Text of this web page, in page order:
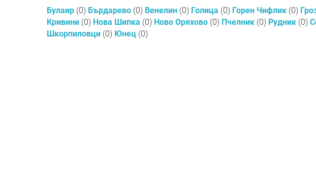
Булаир (0) Бърдарево (0) Венелин (0) Голица (0) Горен Чифлик (0)
Кривини (0) Нова Шипка (0) Ново Оряхово (0) Пчелник (0) Рудник (0)
Шкорпиловци (0) Юнец (0)